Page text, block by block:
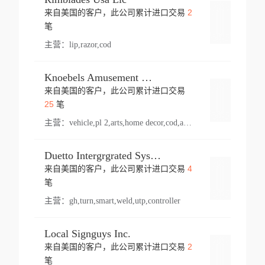
来自美国的客户，此公司累计进口交易 2
笔
主营： lip,razor,cod
Knoebels Amusement Resort
来自美国的客户，此公司累计进口交易
25笔
主营： vehicle,pl 2,arts,home decor,cod,amusement ride,sea
Duetto Intergrgrated Systems Inc.
来自美国的客户，此公司累计进口交易 4
笔
主营： gh,turn,smart,weld,utp,controller
Local Signguys Inc.
来自美国的客户，此公司累计进口交易 2
笔